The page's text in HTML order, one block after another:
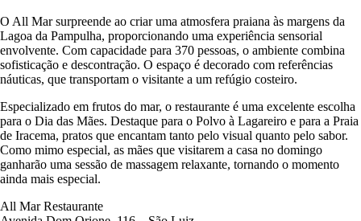
O All Mar surpreende ao criar uma atmosfera praiana às margens da
Lagoa da Pampulha, proporcionando uma experiência sensorial
envolvente. Com capacidade para 370 pessoas, o ambiente combina
sofisticação e descontração. O espaço é decorado com referências
náuticas, que transportam o visitante a um refúgio costeiro.
Especializado em frutos do mar, o restaurante é uma excelente escolha
para o Dia das Mães. Destaque para o Polvo à Lagareiro e para a Praia
de Iracema, pratos que encantam tanto pelo visual quanto pelo sabor.
Como mimo especial, as mães que visitarem a casa no domingo
ganharão uma sessão de massagem relaxante, tornando o momento
ainda mais especial.
All Mar Restaurante